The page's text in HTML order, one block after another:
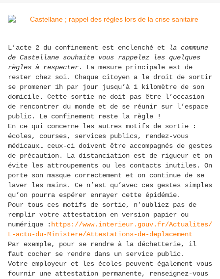
L’acte 2 du confinement est enclenché et la commune
de Castellane souhaite vous rappelez les quelques
règles à respecter.
La mesure principale est de
rester chez soi. Chaque citoyen a le droit de sortir
se promener 1h par jour jusqu’à 1 kilomètre de son
domicile. Cette sortie ne doit pas être l’occasion
de rencontrer du monde et de se réunir sur l’espace
public. Le confinement reste la règle !
En ce qui concerne les autres motifs de sortie :
écoles, courses, services publics, rendez-vous
médicaux… ceux-ci doivent être accompagnés de gestes
de précaution. La distanciation est de rigueur et on
évite les attroupements ou les contacts inutiles. On
porte son masque correctement et on continue de se
laver les mains. Ce n’est qu’avec ces gestes simples
qu’on pourra espérer enrayer cette épidémie.
Pour tous ces motifs de sortie, n’oubliez pas de
remplir votre attestation en version papier ou
numérique : https://www.interieur.gouv.fr/Actualites/
L-actu-du-Ministere/Attestations-de-deplacement
Par exemple, pour se rendre à la déchetterie, il
faut cocher se rendre dans un service public.
Votre employeur et les écoles peuvent également vous
fournir une attestation permanente, renseignez-vous